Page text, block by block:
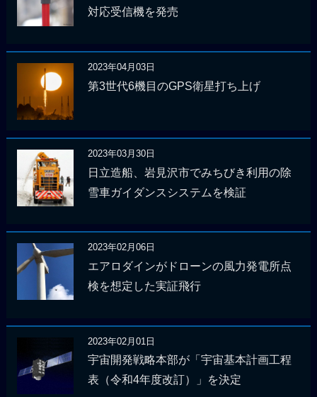
対応受信機を発売
2023年04月03日
第3世代6機目のGPS衛星打ち上げ
2023年03月30日
日立造船、岩見沢市でみちびき利用の除
雪車ガイダンスシステムを検証
2023年02月06日
エアロダインがドローンの風力発電所点
検を想定した実証飛行
2023年02月01日
宇宙開発戦略本部が「宇宙基本計画工程
表（令和4年度改訂）」を決定